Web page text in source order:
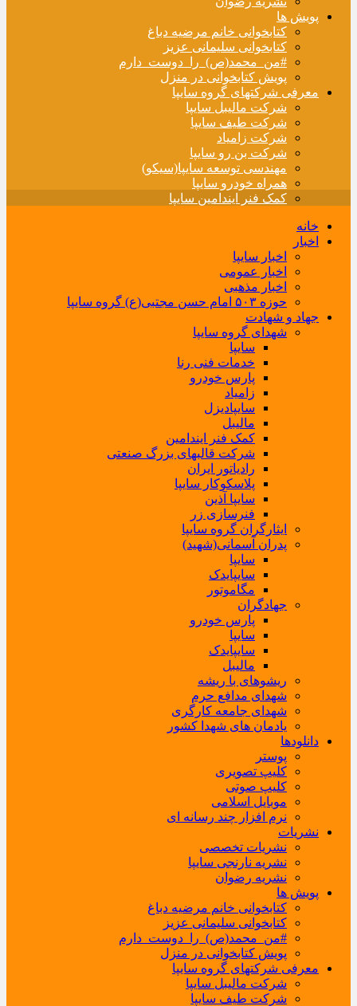
پویش ها
کتابخوانی خانم مرضیه دباغ
کتابخوانی سلیمانی عزیز
#من_محمد(ص)_را_دوست_دارم
پویش کتابخوانی در منزل
معرفی شرکتهای گروه سایپا
شرکت مالیبل سایپا
شرکت طیف سایپا
شرکت زامیاد
شرکت بن رو سایپا
مهندسی توسعه سایپا(سیکو)
همراه خودرو سایپا
کمک فنر ایندامین سایپا
خانه
اخبار
اخبار سایپا
اخبار عمومی
اخبار مذهبی
حوزه ۵۰۳ امام حسن مجتبی(ع) گروه سایپا
جهاد و شهادت
شهدای گروه سایپا
سایپا
خدمات فنی رنا
پارس خودرو
زامیاد
سایپادیزل
مالیبل
کمک فنر ایندامین
شرکت قالبهای بزرگ صنعتی
رادیاتور ایران
پلاسکوکار سایپا
سایپا آذین
فنرسازی زر
ایثارگران گروه سایپا
پدران آسمانی(شهید)
سایپا
سایپایدک
مگاموتور
جهادگران
پارس خودرو
سایپا
سایپایدک
مالیبل
ریشوهای با ریشه
شهدای مدافع حرم
شهدای جامعه کارگری
یادمان های شهدا کشور
دانلودها
پوستر
کلیپ تصویری
کلیپ صوتی
موبایل اسلامی
نرم افزار چند رسانه ای
نشریات
نشریات تخصصی
نشریه نارنجی سایپا
نشریه رضوان
پویش ها
کتابخوانی خانم مرضیه دباغ
کتابخوانی سلیمانی عزیز
#من_محمد(ص)_را_دوست_دارم
پویش کتابخوانی در منزل
معرفی شرکتهای گروه سایپا
شرکت مالیبل سایپا
شرکت طیف سایپا